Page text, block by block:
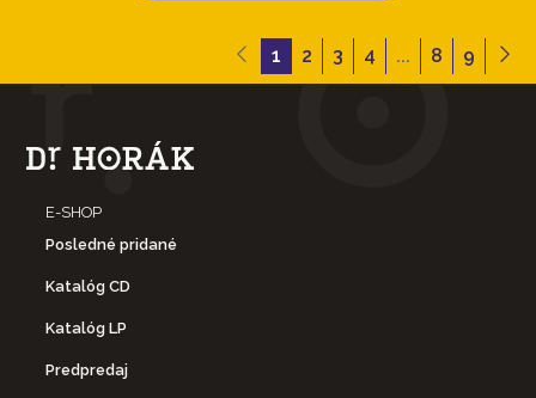
1 2 3 4 ... 8 9
E-SHOP
Posledné pridané
Katalóg CD
Katalóg LP
Predpredaj